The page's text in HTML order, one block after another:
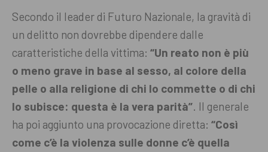
Secondo il leader di Futuro Nazionale, la gravità di
un delitto non dovrebbe dipendere dalle
caratteristiche della vittima: “Un reato non è più
o meno grave in base al sesso, al colore della
pelle o alla religione di chi lo commette o di chi
lo subisce: questa è la vera parità”. Il generale
ha poi aggiunto una provocazione diretta: “Così
come c’è la violenza sulle donne c’è quella